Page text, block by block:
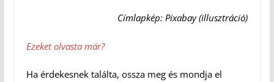
Címlapkép: Pixabay (illusztráció)
Ezeket olvasta már?
Ha érdekesnek találta, ossza meg és mondja el